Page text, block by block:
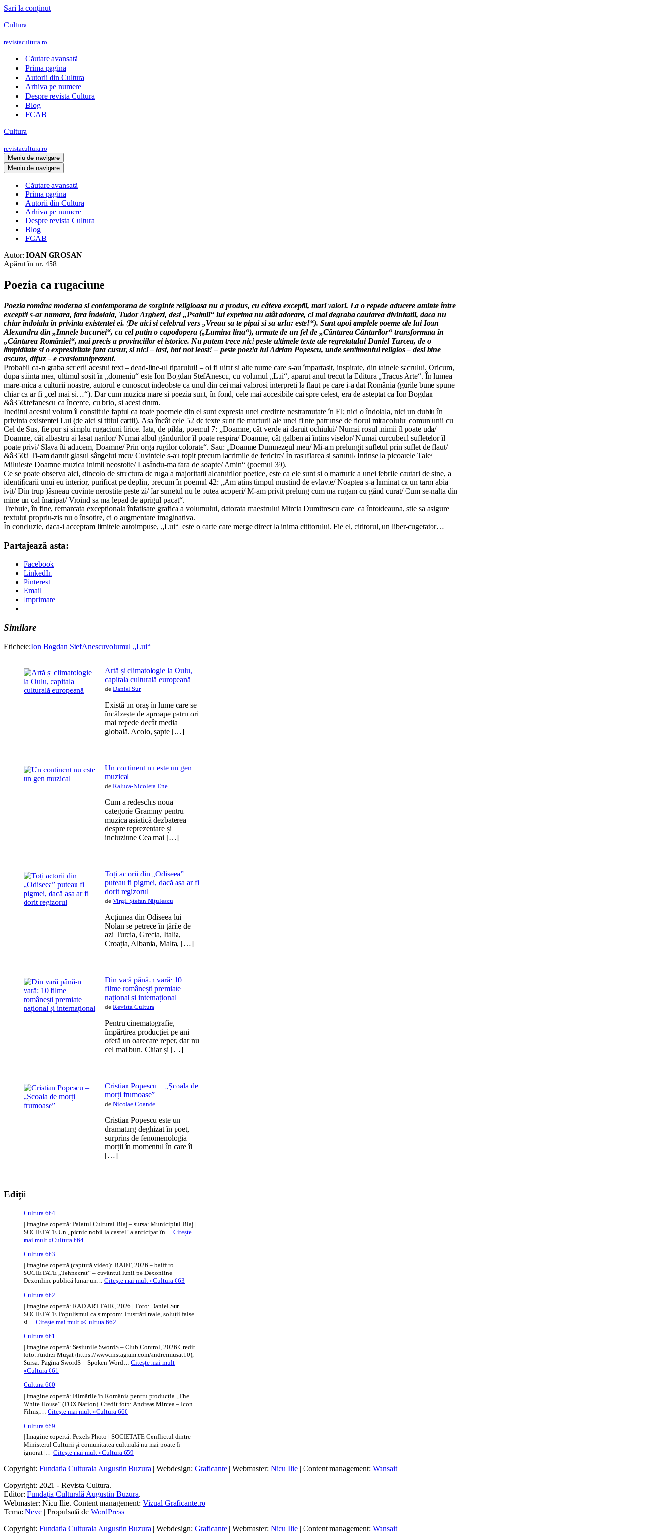
Sari la conținut
Cultura
revistacultura.ro
Căutare avansată
Prima pagina
Autorii din Cultura
Arhiva pe numere
Despre revista Cultura
Blog
FCAB
Cultura
revistacultura.ro
Meniu de navigare
Meniu de navigare
Căutare avansată
Prima pagina
Autorii din Cultura
Arhiva pe numere
Despre revista Cultura
Blog
FCAB
Autor: IOAN GROSAN
Apărut în nr. 458
Poezia ca rugaciune
Poezia româna moderna si contemporana de sorginte religioasa nu a produs, cu câteva exceptii, mari valori. La o repede aducere aminte între
exceptii s-ar numara, fara îndoiala, Tudor Arghezi, desi „Psalmii“ lui exprima nu atât adorare, ci mai degraba cautarea divinitatii, daca nu
chiar îndoiala în privinta existentei ei. (De aici si celebrul vers „Vreau sa te pipai si sa urlu: este!“). Sunt apoi amplele poeme ale lui Ioan
Alexandru din „Imnele bucuriei“, cu cel putin o capodopera („Lumina lina“), urmate de un fel de „Cântarea Cântarilor“ transformata în
„Cântarea României“, mai precis a provinciilor ei istorice. Nu putem trece nici peste ultimele texte ale regretatului Daniel Turcea, de o
limpiditate si o expresivitate fara cusur, si nici – last, but not least! – peste poezia lui Adrian Popescu, unde sentimentul religios – desi bine
ascuns, difuz – e cvasiomniprezent.
Probabil ca-n graba scrierii acestui text – dead-line-ul tiparului! – oi fi uitat si alte nume care s-au împartasit, inspirate, din tainele sacrului. Oricum,
dupa stiinta mea, ultimul sosit în „domeniu“ este Ion Bogdan StefAnescu, cu volumul „Lui“, aparut anul trecut la Editura „Tracus Arte“. În lumea
mare-mica a culturii noastre, autorul e cunoscut îndeobste ca unul din cei mai valorosi interpreti la flaut pe care i-a dat România (gurile bune spune
chiar ca ar fi „cel mai si…“). Dar cum muzica mare si poezia sunt, în fond, cele mai accesibile cai spre celest, era de asteptat ca Ion Bogdan
&â350;tefanescu ca încerce, cu brio, si acest drum.
Ineditul acestui volum îl constituie faptul ca toate poemele din el sunt expresia unei credinte nestramutate în El; nici o îndoiala, nici un dubiu în
privinta existentei Lui (de aici si titlul cartii). Asa încât cele 52 de texte sunt fie marturii ale unei fiinte patrunse de fiorul miracolului comuniunii cu
Cel de Sus, fie pur si simplu rugaciuni lirice. Iata, de pilda, poemul 7: „Doamne, cât verde ai daruit ochiului/ Numai rosul inimii îl poate uda/
Doamne, cât albastru ai lasat narilor/ Numai albul gândurilor îl poate respira/ Doamne, cât galben ai întins viselor/ Numai curcubeul sufletelor îl
poate privi/ Slava îti aducem, Doamne/ Prin orga rugilor colorate“. Sau: „Doamne Dumnezeul meu/ Mi-am prelungit sufletul prin suflet de flaut/
&â350;i Ti-am daruit glasul sângelui meu/ Cuvintele s-au topit precum lacrimile de fericire/ În rasuflarea si sarutul/ Întinse la picoarele Tale/
Miluieste Doamne muzica inimii neostoite/ Lasându-ma fara de soapte/ Amin“ (poemul 39).
Ce se poate observa aici, dincolo de structura de ruga a majoritatii alcatuirilor poetice, este ca ele sunt si o marturie a unei febrile cautari de sine, a
identificarii unui eu interior, purificat pe deplin, precum în poemul 42: „Am atins timpul mustind de evlavie/ Noaptea s-a luminat ca un tarm abia
ivit/ Din trup )âsneau cuvinte nerostite peste zi/ Iar sunetul nu le putea acoperi/ M-am privit prelung cum ma rugam cu gând curat/ Cum se-nalta din
mine un cal înaripat/ Vroind sa ma lepad de aprigul pacat“.
Trebuie, în fine, remarcata exceptionala înfatisare grafica a volumului, datorata maestrului Mircia Dumitrescu care, ca întotdeauna, stie sa asigure
textului propriu-zis nu o însotire, ci o augmentare imaginativa.
În concluzie, daca-i acceptam limitele autoimpuse, „Lui“ este o carte care merge direct la inima cititorului. Fie el, cititorul, un liber-cugetator…
Partajează asta:
Facebook
LinkedIn
Pinterest
Email
Imprimare
Similare
Etichete:Ion Bogdan StefAnescuvolumul „Lui“
Artă și climatologie la Oulu,
capitala culturală europeană
de Daniel Sur
Există un oraș în lume care se
încălzește de aproape patru ori
mai repede decât media
globală. Acolo, șapte […]
Un continent nu este un gen
muzical
de Raluca-Nicoleta Ene
Cum a redeschis noua
categorie Grammy pentru
muzica asiatică dezbaterea
despre reprezentare și
incluziune Cea mai […]
Toți actorii din „Odiseea”
puteau fi pigmei, dacă așa ar fi
dorit regizorul
de Virgil Ștefan Nițulescu
Acțiunea din Odiseea lui
Nolan se petrece în țările de
azi Turcia, Grecia, Italia,
Croația, Albania, Malta, […]
Din vară până-n vară: 10
filme românești premiate
național și internațional
de Revista Cultura
Pentru cinematografie,
împărțirea producției pe ani
oferă un oarecare reper, dar nu
cel mai bun. Chiar și […]
Cristian Popescu – „Școala de
morți frumoase”
de Nicolae Coande
Cristian Popescu este un
dramaturg deghizat în poet,
surprins de fenomenologia
morții în momentul în care îi
[…]
Ediții
Cultura 664
| Imagine copertă: Palatul Cultural Blaj – sursa: Municipiul Blaj |
SOCIETATE Un „picnic nobil la castel” a anticipat în… Citește
mai mult »Cultura 664
Cultura 663
| Imagine copertă (captură video): BAIFF, 2026 – baiff.ro
SOCIETATE „Tehnocrat” – cuvântul lunii pe Dexonline
Dexonline publică lunar un… Citește mai mult »Cultura 663
Cultura 662
| Imagine copertă: RAD ART FAIR, 2026 | Foto: Daniel Sur
SOCIETATE Populismul ca simptom: Frustrări reale, soluții false
și… Citește mai mult »Cultura 662
Cultura 661
| Imagine copertă: Sesiunile SwordS – Club Control, 2026 Credit
foto: Andrei Mușat (https://www.instagram.com/andreimusat10),
Sursa: Pagina SwordS – Spoken Word… Citește mai mult
»Cultura 661
Cultura 660
| Imagine copertă: Filmările în România pentru producția „The
White House” (FOX Nation). Credit foto: Andreas Mircea – Icon
Films,… Citește mai mult »Cultura 660
Cultura 659
| Imagine copertă: Pexels Photo | SOCIETATE Conflictul dintre
Ministerul Culturii și comunitatea culturală nu mai poate fi
ignorat |… Citește mai mult »Cultura 659
Copyright: Fundatia Culturala Augustin Buzura | Webdesign: Graficante | Webmaster: Nicu Ilie | Content management: Wansait
Copyright: 2021 - Revista Cultura.
Editor: Fundația Culturală Augustin Buzura.
Webmaster: Nicu Ilie. Content management: Vizual Graficante.ro
Tema: Neve | Propulsată de WordPress
Copyright: Fundatia Culturala Augustin Buzura | Webdesign: Graficante | Webmaster: Nicu Ilie | Content management: Wansait